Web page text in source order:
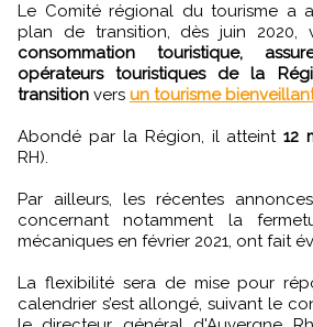
Le Comité régional du tourisme a ainsi lancé un grand
plan de transition, dès juin
consommation touristique,
opérateurs touristiques de la
transition vers un tourisme
Abondé par la Région, il atteint12
RH).
Par ailleurs, les récentes
concernant notamment la
mécaniques en février 2021, ont fait
La flexibilité sera de mise pour
calendrier s’est allongé, suivant le